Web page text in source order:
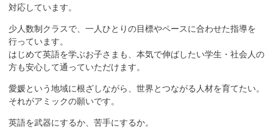
対応しています。
少人数制クラスで、一人ひとりの目標やペースに合わせた指導を
行っています。
はじめて英語を学ぶお子さまも、本気で伸ばしたい学生・社会人の
方も安心して通っていただけます。
愛媛という地域に根ざしながら、世界とつながる人材を育てたい。
それがアミックの願いです。
英語を武器にするか、苦手にするか。